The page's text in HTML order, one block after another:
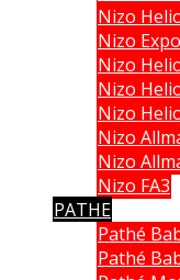
Nizo
Nizo
Nizo
Nizo
Nizo
Nizo
Nizo
Nizo FA3
PATHE
Pathé
Pathé